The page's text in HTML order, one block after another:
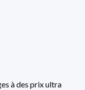
à des prix ultra